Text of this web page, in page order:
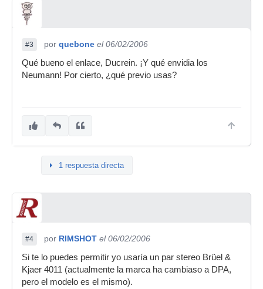
#3 por quebone el 06/02/2006
Qué bueno el enlace, Ducrein. ¡Y qué envidia los
Neumann! Por cierto, ¿qué previo usas?
1 respuesta directa
#4 por RIMSHOT el 06/02/2006
Si te lo puedes permitir yo usaría un par stereo Brüel &
Kjaer 4011 (actualmente la marca ha cambiaso a DPA,
pero el modelo es el mismo).